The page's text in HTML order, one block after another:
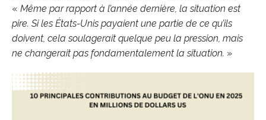
« Même par rapport à l’année dernière, la situation est
pire. Si les États-Unis payaient une partie de ce qu’ils
doivent, cela soulagerait quelque peu la pression, mais
ne changerait pas fondamentalement la situation. »